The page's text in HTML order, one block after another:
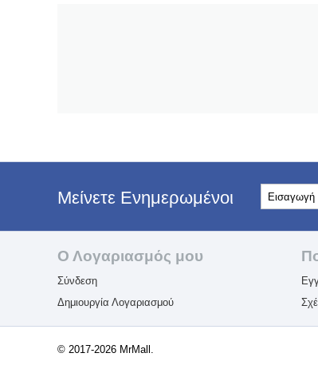
Μείνετε Ενημερωμένοι
Ο Λογαριασμός μου
Σύνδεση
Δημιουργία Λογαριασμού
© 2017-2026 MrMall.